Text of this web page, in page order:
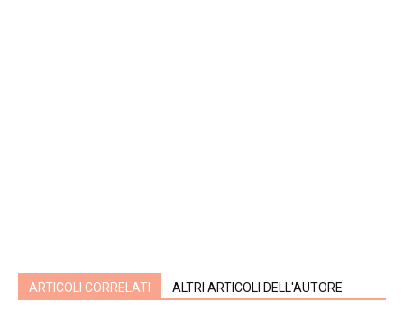
ARTICOLI CORRELATI ALTRI ARTICOLI DELL'AUTORE